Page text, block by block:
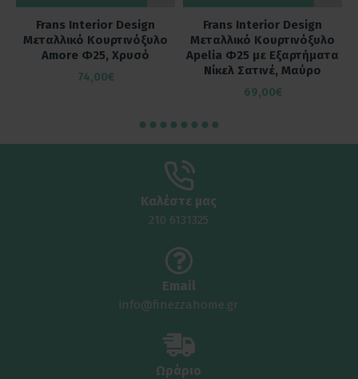
Frans Interior Design
Μεταλλικό Κουρτινόξυλο
Amore Φ25, Χρυσό
74,00€
Frans Interior Design
Μεταλλικό Κουρτινόξυλο
Apelia Φ25 με Εξαρτήματα
Νίκελ Σατινέ, Μαύρο
69,00€
Καλέστε μας
210 6131325
Email
info@finezzahome.gr
Ωράριο